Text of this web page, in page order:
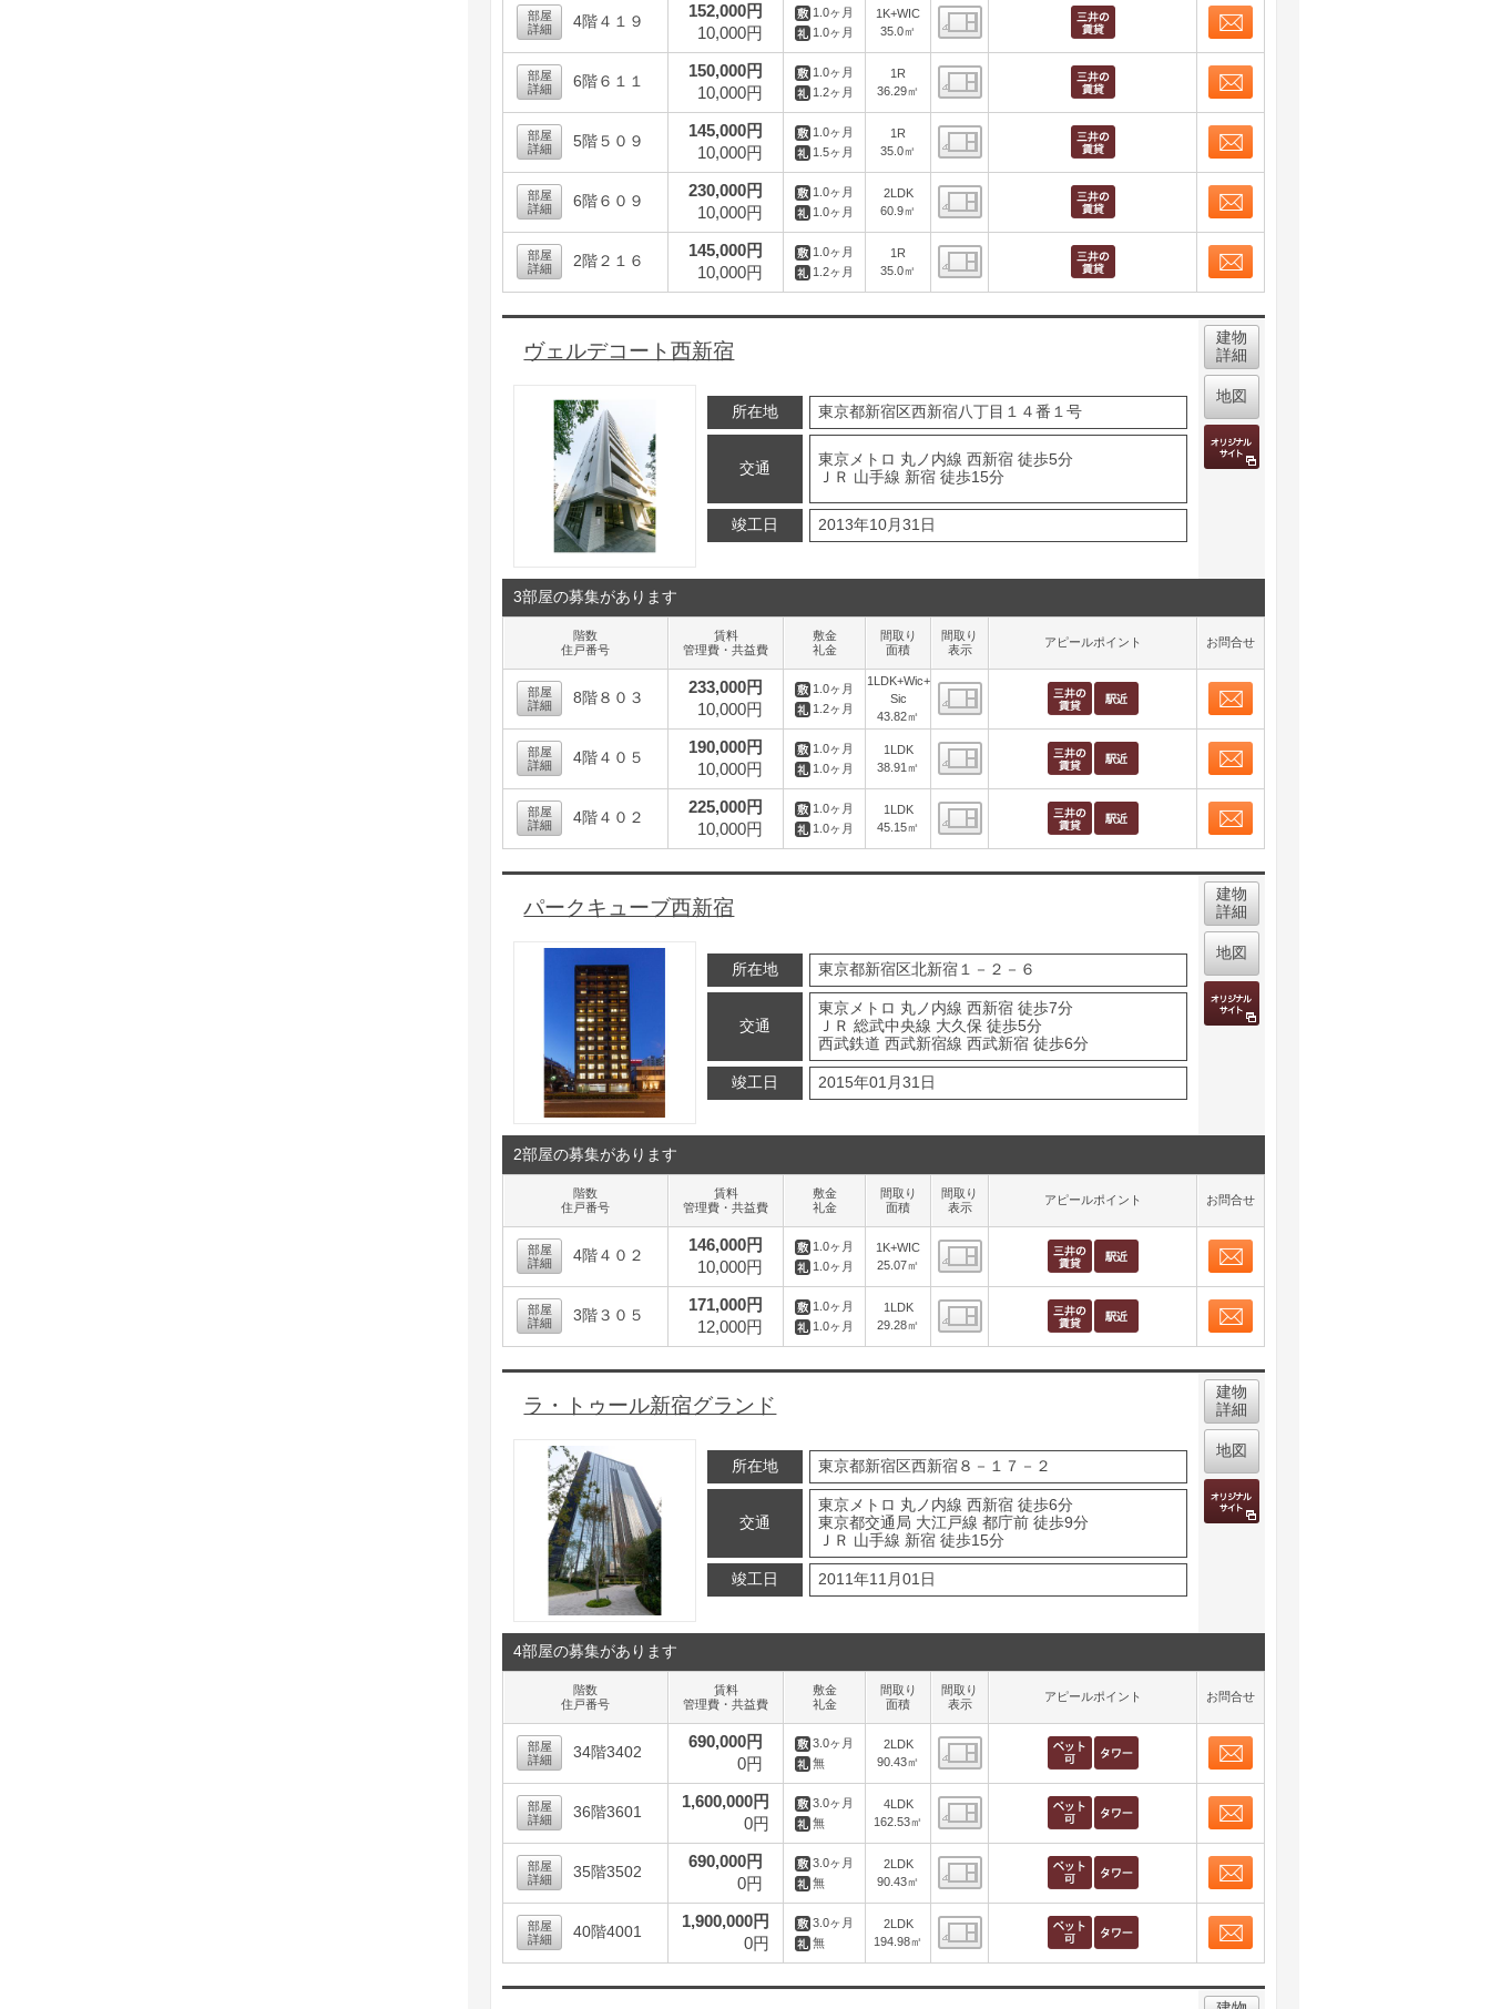
部屋
詳細
4階４１９
152,000円
10,000円
1.0ヶ月
1.0ヶ月
1K+WIC
35.0㎡
間取り表示
部屋
詳細
6階６１１
150,000円
10,000円
1.0ヶ月
1.2ヶ月
1R
36.29㎡
間取り表示
部屋
詳細
5階５０９
145,000円
10,000円
1.0ヶ月
1.5ヶ月
1R
35.0㎡
間取り表示
部屋
詳細
6階６０９
230,000円
10,000円
1.0ヶ月
1.0ヶ月
2LDK
60.9㎡
間取り表示
部屋
詳細
2階２１６
145,000円
10,000円
1.0ヶ月
1.2ヶ月
1R
35.0㎡
間取り表示
ヴェルデコート西新宿
所在地 東京都新宿区西新宿八丁目１４番１号
交通
東京メトロ 丸ノ内線 西新宿 徒歩5分
ＪＲ 山手線 新宿 徒歩15分
竣工日 2013年10月31日
建物
詳細
地図
3部屋の募集があります
階数
住戸番号
賃料
管理費・共益費
敷金
礼金
間取り
面積
間取り
表示
アピールポイント お問合せ
部屋
詳細
8階８０３
233,000円
10,000円
1.0ヶ月
1.2ヶ月
1LDK+Wic+
Sic
43.82㎡
間取り表示
部屋
詳細
4階４０５
190,000円
10,000円
1.0ヶ月
1.0ヶ月
1LDK
38.91㎡
間取り表示
部屋
詳細
4階４０２
225,000円
10,000円
1.0ヶ月
1.0ヶ月
1LDK
45.15㎡
間取り表示
パークキューブ西新宿
所在地 東京都新宿区北新宿１－２－６
交通
東京メトロ 丸ノ内線 西新宿 徒歩7分
ＪＲ 総武中央線 大久保 徒歩5分
西武鉄道 西武新宿線 西武新宿 徒歩6分
竣工日 2015年01月31日
建物
詳細
地図
2部屋の募集があります
階数
住戸番号
賃料
管理費・共益費
敷金
礼金
間取り
面積
間取り
表示
アピールポイント お問合せ
部屋
詳細
4階４０２
146,000円
10,000円
1.0ヶ月
1.0ヶ月
1K+WIC
25.07㎡
間取り表示
部屋
詳細
3階３０５
171,000円
12,000円
1.0ヶ月
1.0ヶ月
1LDK
29.28㎡
間取り表示
ラ・トゥール新宿グランド
所在地 東京都新宿区西新宿８－１７－２
交通
東京メトロ 丸ノ内線 西新宿 徒歩6分
東京都交通局 大江戸線 都庁前 徒歩9分
ＪＲ 山手線 新宿 徒歩15分
竣工日 2011年11月01日
建物
詳細
地図
4部屋の募集があります
階数
住戸番号
賃料
管理費・共益費
敷金
礼金
間取り
面積
間取り
表示
アピールポイント お問合せ
部屋
詳細
34階3402
690,000円
0円
3.0ヶ月
無
2LDK
90.43㎡
間取り表示
部屋
詳細
36階3601
1,600,000円
0円
3.0ヶ月
無
4LDK
162.53㎡
間取り表示
部屋
詳細
35階3502
690,000円
0円
3.0ヶ月
無
2LDK
90.43㎡
間取り表示
部屋
詳細
40階4001
1,900,000円
0円
3.0ヶ月
無
2LDK
194.98㎡
間取り表示